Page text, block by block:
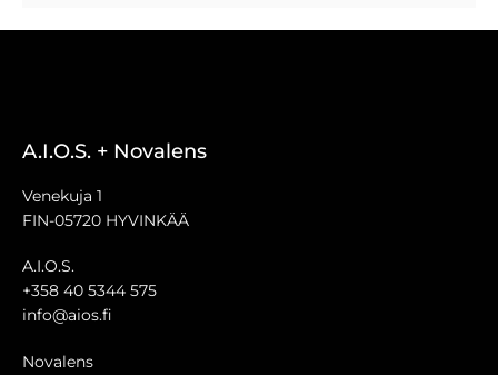
A.I.O.S. + Novalens
Venekuja 1
FIN-05720 HYVINKÄÄ
A.I.O.S.
+358 40 5344 575
info@aios.fi
Novalens